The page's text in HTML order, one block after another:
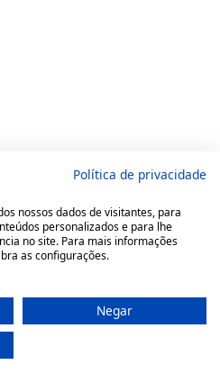
Política de privacidade
nossos dados de visitantes, para
personalizados e para lhe
no site. Para mais informações
as configurações.
Negar